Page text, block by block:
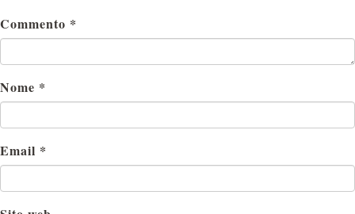
Commento *
Nome *
Email *